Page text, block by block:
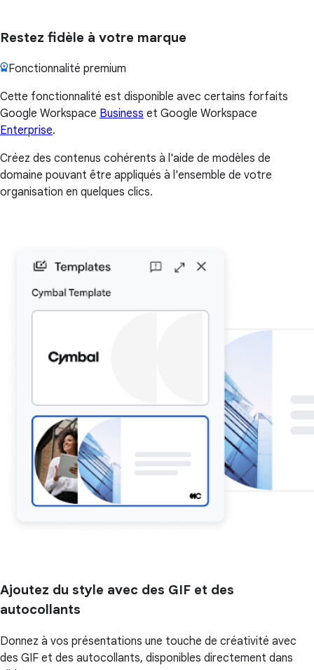
Restez fidèle à votre marque
Fonctionnalité premium
Cette fonctionnalité est disponible avec certains forfaits
Google Workspace Business et Google Workspace
Enterprise.
Créez des contenus cohérents à l'aide de modèles de
domaine pouvant être appliqués à l'ensemble de votre
organisation en quelques clics.
Ajoutez du style avec des GIF et des
autocollants
Donnez à vos présentations une touche de créativité avec
des GIF et des autocollants, disponibles directement dans